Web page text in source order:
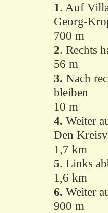
1. Auf
Georg-
700 m
2. Rechts
56 m
3. Nach
bleiben
10 m
4. Weiter
Den
1,7 km
5. Links
1,6 km
6. Weiter
900 m